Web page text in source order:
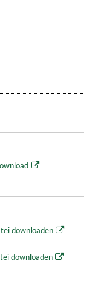
downloaden
downloaden